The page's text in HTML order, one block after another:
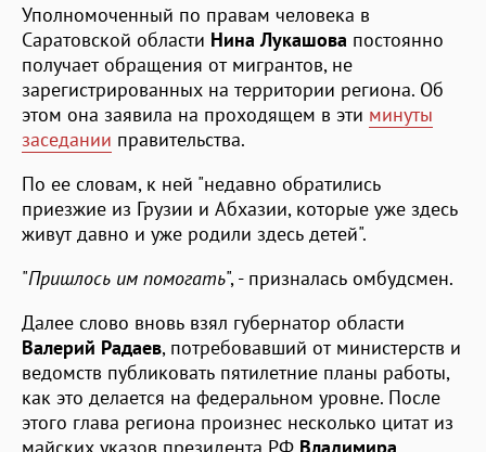
Уполномоченный по правам человека в
Саратовской области Нина Лукашова постоянно
получает обращения от мигрантов, не
зарегистрированных на территории региона. Об
этом она заявила на проходящем в эти минуты
заседании правительства.
По ее словам, к ней "недавно обратились
приезжие из Грузии и Абхазии, которые уже здесь
живут давно и уже родили здесь детей".
"Пришлось им помогать", - призналась омбудсмен.
Далее слово вновь взял губернатор области
Валерий Радаев, потребовавший от министерств и
ведомств публиковать пятилетние планы работы,
как это делается на федеральном уровне. После
этого глава региона произнес несколько цитат из
майских указов президента РФ Владимира